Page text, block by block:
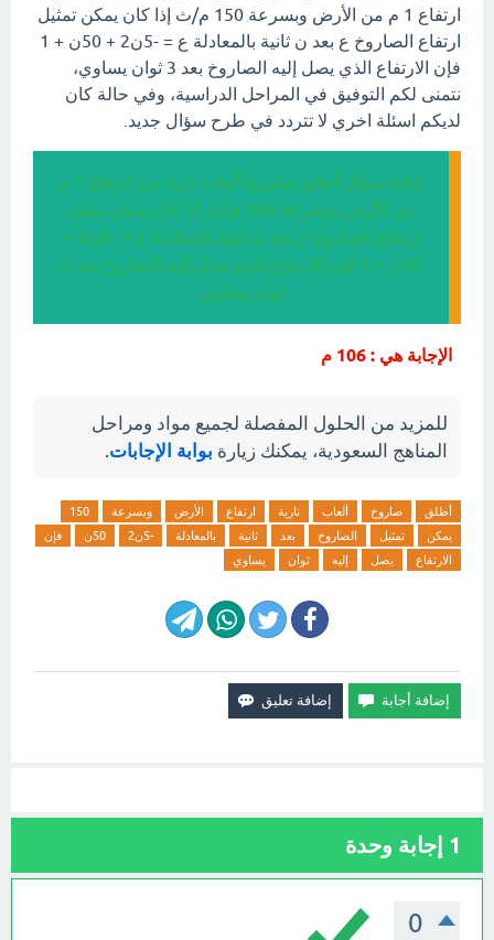
ارتفاع 1 م من الأرض وبسرعة 150 م/ث إذا كان يمكن تمثيل
ارتفاع الصاروخ ع بعد ن ثانية بالمعادلة ع = -5ن2 + 50ن + 1
فإن الارتفاع الذي يصل إليه الصاروخ بعد 3 ثوان يساوي،
نتمنى لكم التوفيق في المراحل الدراسية، وفي حالة كان
لديكم اسئلة اخري لا تتردد في طرح سؤال جديد.
إجابة سؤال أطلق صاروخ ألعاب نارية من ارتفاع 1 م
من الأرض وبسرعة 150 م/ث إذا كان يمكن تمثيل
ارتفاع الصاروخ ع بعد ن ثانية بالمعادلة ع = -5ن2 +
50ن + 1 فإن الارتفاع الذي يصل إليه الصاروخ بعد 3
ثوان يساوي
الإجابة هي : 106 م
للمزيد من الحلول المفصلة لجميع مواد ومراحل
المناهج السعودية، يمكنك زيارة بوابة الإجابات.
أطلق صاروخ ألعاب نارية ارتفاع الأرض وبسرعة
150
يمكن
تمثيل الصاروخ بعد ثانية بالمعادلة -5ن2 50ن
فإن
الارتفاع
يصل إليه ثوان يساوي
1 إجابة وحدة
0